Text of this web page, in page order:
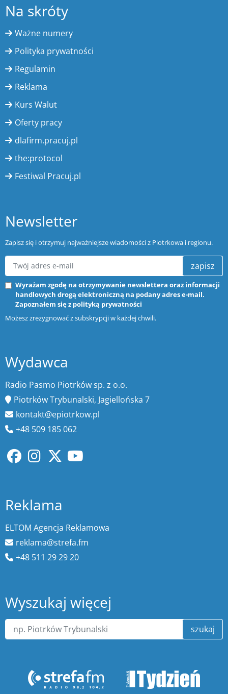
Na skróty
Ważne numery
Polityka prywatności
Regulamin
Reklama
Kurs Walut
Oferty pracy
dlafirm.pracuj.pl
the:protocol
Festiwal Pracuj.pl
Newsletter
Zapisz się i otrzymuj najważniejsze wiadomości z Piotrkowa i regionu.
zapisz
Wyrażam zgodę na otrzymywanie newslettera oraz informacji
handlowych drogą elektroniczną na podany adres e-mail.
Zapoznałem się z polityką prywatności
Możesz zrezygnować z subskrypcji w każdej chwili.
Wydawca
Radio Pasmo Piotrków sp. z o.o.
Piotrków Trybunalski, Jagiellońska 7
kontakt@epiotrkow.pl
+48 509 185 062
Reklama
ELTOM Agencja Reklamowa
reklama@strefa.fm
+48 511 29 29 20
Wyszukaj więcej
szukaj